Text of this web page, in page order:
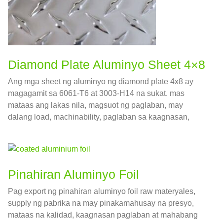
Diamond Plate Aluminyo Sheet 4×8
Ang mga sheet ng aluminyo ng diamond plate 4x8 ay
magagamit sa 6061-T6 at 3003-H14 na sukat. mas
mataas ang lakas nila, magsuot ng paglaban, may
dalang load, machinability, paglaban sa kaagnasan,
ibang larangan.
Pinahiran Aluminyo Foil
Pag export ng pinahiran aluminyo foil raw materyales,
supply ng pabrika na may pinakamahusay na presyo,
mataas na kalidad, kaagnasan paglaban at mahabang